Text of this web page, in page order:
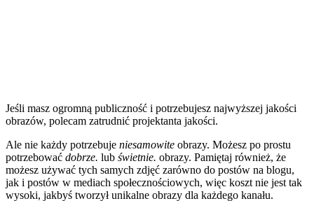
Jeśli masz ogromną publiczność i potrzebujesz najwyższej jakości
obrazów, polecam zatrudnić projektanta jakości.
Ale nie każdy potrzebuje niesamowite obrazy. Możesz po prostu
potrzebować dobrze. lub świetnie. obrazy. Pamiętaj również, że
możesz używać tych samych zdjęć zarówno do postów na blogu,
jak i postów w mediach społecznościowych, więc koszt nie jest tak
wysoki, jakbyś tworzył unikalne obrazy dla każdego kanału.